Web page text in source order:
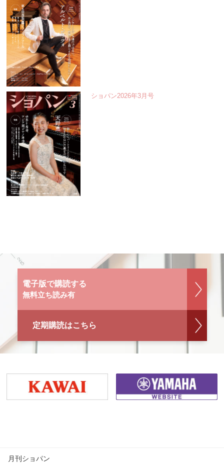
ショパン2026年3月号
電子版で購読する
無料立ち読み有
定期購読はこちら
月刊ショパン